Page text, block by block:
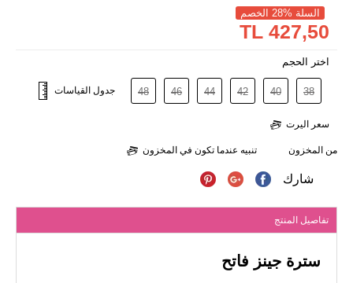
السلة %28 الخصم
427,50 TL
اختر الحجم
38
40
42
44
46
48 جدول القياسات
سعر اليرت
من المخزون تنبيه عندما تكون في المخزون
شارك
تفاصيل المنتج
سترة جينز فاتح